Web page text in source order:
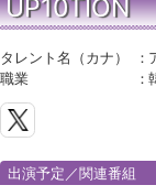
UP10TION
タレント名（カナ） ：
職業
：
出演予定／関連番組